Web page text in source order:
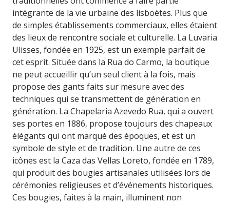
intégrante de la vie urbaine des lisboètes. Plus que
de simples établissements commerciaux, elles étaient
des lieux de rencontre sociale et culturelle. La Luvaria
Ulisses, fondée en 1925, est un exemple parfait de
cet esprit. Située dans la Rua do Carmo, la boutique
ne peut accueillir qu’un seul client à la fois, mais
propose des gants faits sur mesure avec des
techniques qui se transmettent de génération en
génération. La Chapelaria Azevedo Rua, qui a ouvert
ses portes en 1886, propose toujours des chapeaux
élégants qui ont marqué des époques, et est un
symbole de style et de tradition. Une autre de ces
icônes est la Caza das Vellas Loreto, fondée en 1789,
qui produit des bougies artisanales utilisées lors de
cérémonies religieuses et d’événements historiques.
Ces bougies, faites à la main, illuminent non